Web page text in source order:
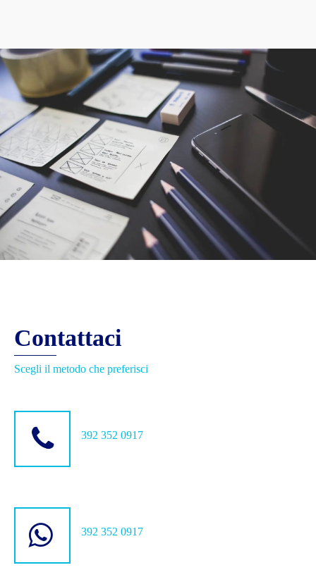
Contattaci
Scegli il metodo che preferisci
392 352 0917
392 352 0917